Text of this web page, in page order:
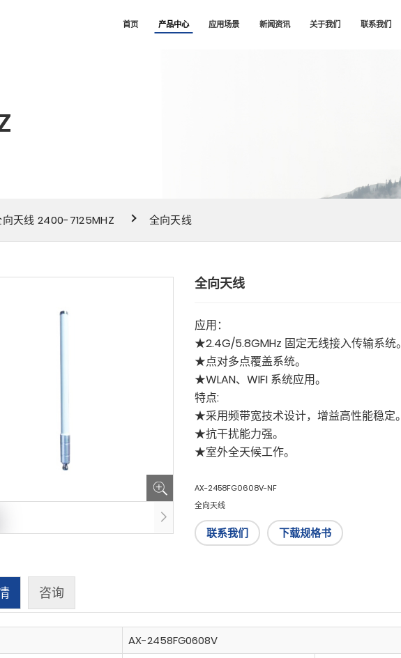
首页 产品中心 应用场景 新闻资讯 关于我们 联系我们
向天线 2400-7125MHZ 全向天线
全向天线
应用：
★2.4G/5.8GMHz 固定无线接入传输系统。
★点对多点覆盖系统。
★WLAN、WIFI 系统应用。
特点:
★采用频带宽技术设计，增益高性能稳定。
★抗干扰能力强。
★室外全天候工作。
AX-2458FG0608V-NF
全向天线
联系我们 下载规格书
咨询
AX-2458FG0608V